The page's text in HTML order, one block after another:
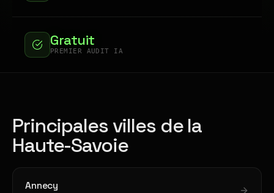
Gratuit
PREMIER AUDIT IA
Principales villes de la
Haute-Savoie
Annecy